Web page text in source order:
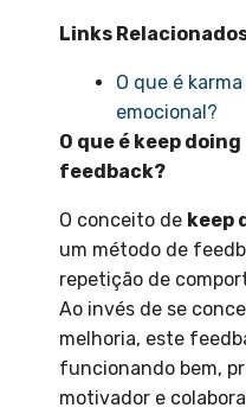
Links
O que é karma
emocional?
O que é keep doing
feedback?
O conceito de keep
um método de
repetição de
Ao invés de se
melhoria, este
funcionando bem,
motivador e